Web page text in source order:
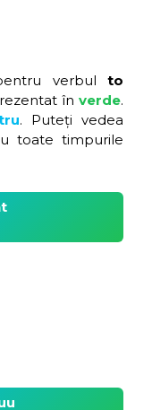
verbul to
în verde.
. Puteți vedea
toate timpurile